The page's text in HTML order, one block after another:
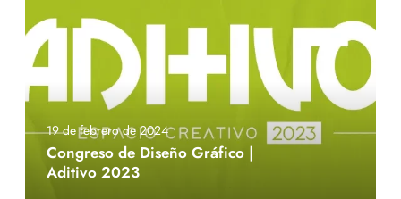
19 de febrero de 2024
Congreso de Diseño Gráfico |
Aditivo 2023